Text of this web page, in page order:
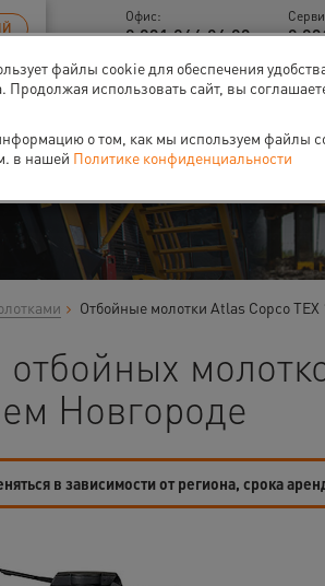
Офис:
8 831 266 06 93 8
Отбойные молотки Atlas Copco TEX
Новгороде
в зависимости от региона, срока
файлы cookie для обеспечения
Продолжая использовать сайт, вы
о том, как мы используем файлы
в нашей Политике конфиденциальности